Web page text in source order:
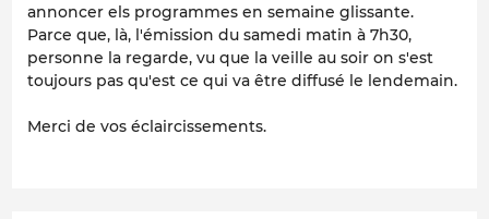
annoncer els programmes en semaine glissante.
Parce que, là, l'émission du samedi matin à 7h30,
personne la regarde, vu que la veille au soir on s'est
toujours pas qu'est ce qui va être diffusé le lendemain.
Merci de vos éclaircissements.